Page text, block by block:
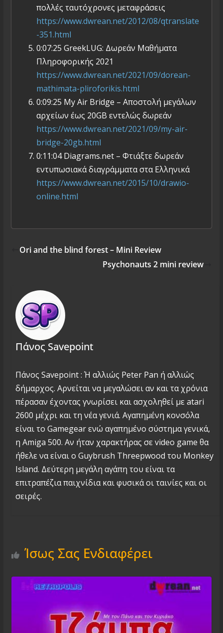
πολλές ταυτόχρονες μεταφράσεις
https://www.dwrean.net/2012/08/qtranslate
-351.html
0:07:25 GreekLUG: Δωρεάν Μαθήματα
Πληροφορικής 2021
https://www.dwrean.net/2021/09/dorean-
mathimata-pliroforikis.html
0:09:25 My Air Bridge – Αποστολή μεγάλων
αρχείων έως 20GB εντελώς δωρεάν
https://www.dwrean.net/2021/09/my-air-
bridge-20gb.html
0:11:04 Diagrams.net – Φτιάξτε δωρεάν
εντυπωσιακά διαγράμματα στα Ελληνικά
https://www.dwrean.net/2015/10/drawio-
online.html
Ori and the blind forest – Mini Review
Psychonauts 2 mini review
Πάνος Savepoint
Πάνος Savepoint : Ή αλλιώς Peter Pan ή αλλιώς
δήμαρχος. Αρνείται να μεγαλώσει αν και τα χρόνια
πέρασαν έχοντας γνωρίσει και ασχοληθεί με atari
2600 μέχρι και τη νέα γενιά. Αγαπημένη κονσόλα
είναι το Gamegear ενώ αγαπημένο σύστημα γενικά,
η Amiga 500. Αν ήταν χαρακτήρας σε video game θα
ήθελε να είναι ο Guybrush Threepwood του Monkey
Island. Δεύτερη μεγάλη αγάπη του είναι τα
επιτραπέζια παιχνίδια και φυσικά οι ταινίες και οι
σειρές.
Ίσως Σας Ενδιαφέρει